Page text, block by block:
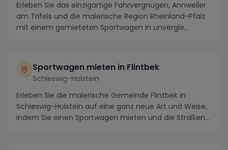
Erleben Sie das einzigartige Fahrvergnügen, Annweiler
am Trifels und die malerische Region Rheinland-Pfalz
mit einem gemieteten Sportwagen in unvergle...
Sportwagen mieten in Flintbek
Schleswig-Holstein
Erleben Sie die malerische Gemeinde Flintbek in
Schleswig-Holstein auf eine ganz neue Art und Weise,
indem Sie einen Sportwagen mieten und die Straßen...